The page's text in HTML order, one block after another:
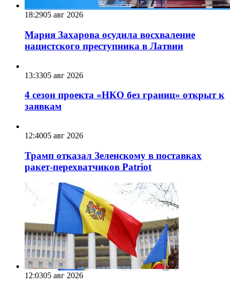
18:2905 авг 2026
Мария Захарова осудила восхваление
нацистского преступника в Латвии
13:3305 авг 2026
4 сезон проекта «НКО без границ» открыт к
заявкам
12:4005 авг 2026
Трамп отказал Зеленскому в поставках
ракет-перехватчиков Patriot
12:0305 авг 2026